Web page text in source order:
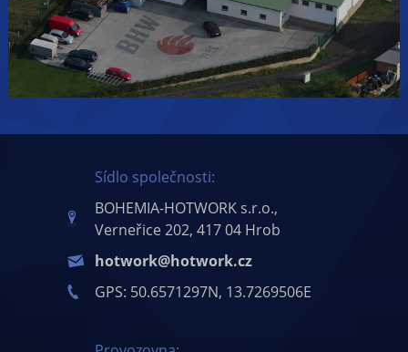
Sídlo společnosti:
BOHEMIA-HOTWORK s.r.o.,
Verneřice 202, 417 04 Hrob
hotwork@hotwork.cz
GPS: 50.6571297N, 13.7269506E